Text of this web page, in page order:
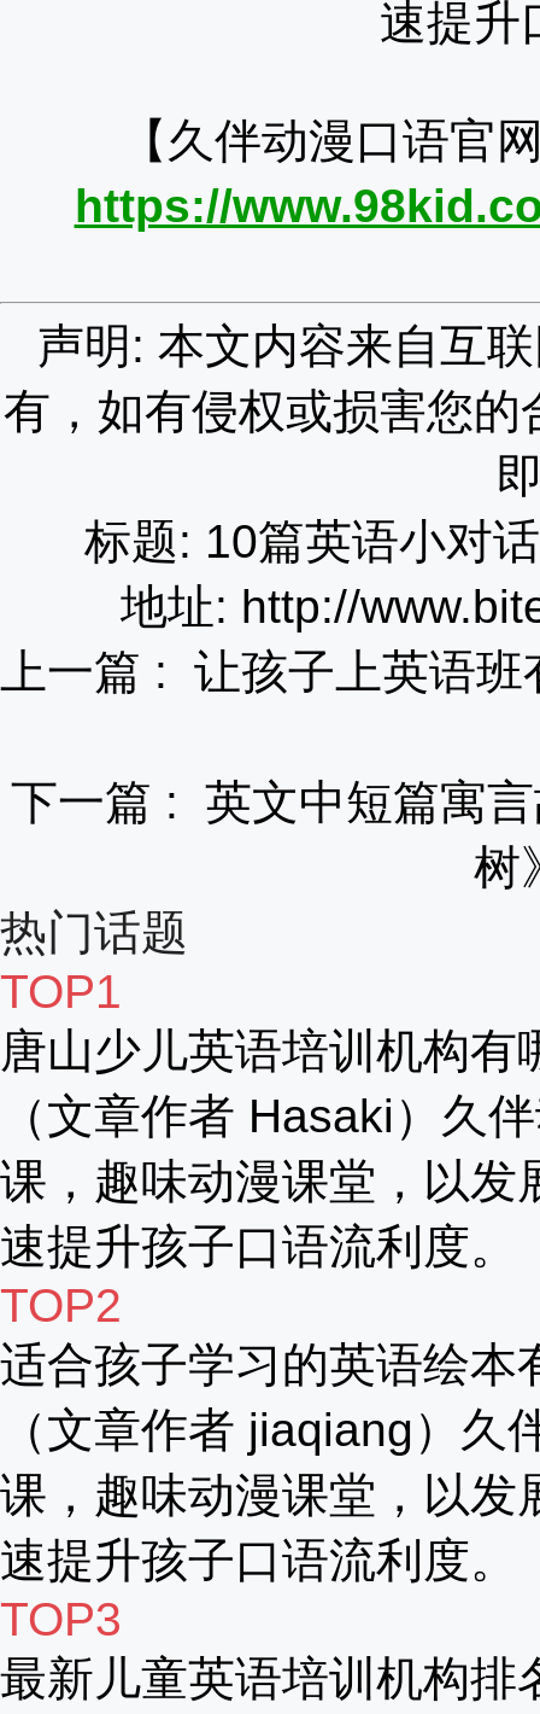
速提升
【久伴动漫口语官
https://
声明: 本文内容来自互
有，如有侵权或损害您
标题: 10篇英语小对
地址: http://
上一篇 : 让孩子上英语
下一篇 : 英文中短篇寓
树
热门话题
TOP1
唐山少儿英语培训机构
（文章作者 Hasaki）久
课，趣味动漫课堂，以发
速提升孩子口语流利度。
TOP2
适合孩子学习的英语绘本
（文章作者 jiaqiang）
课，趣味动漫课堂，以发
速提升孩子口语流利度。
TOP3
最新儿童英语培训机构排